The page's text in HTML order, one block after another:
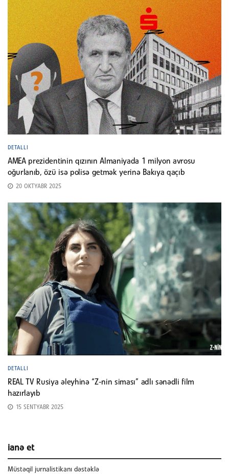
DETALLI
AMEA prezidentinin qızının Almaniyada 1 milyon avrosu
oğurlanıb, özü isə polisə getmək yerinə Bakıya qaçıb
20 OKTYABR 2025
DETALLI
REAL TV Rusiya əleyhinə “Z-nin siması” adlı sənədli film
hazırlayıb
15 SENTYABR 2025
ianə et
Müstəqil jurnalistikanı dəstəklə